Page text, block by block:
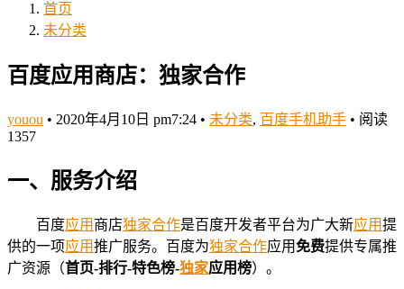
首页
未分类
百度应用商店：独家合作
youou • 2020年4月10日 pm7:24 • 未分类, 百度手机助手 • 阅读
1357
一、服务介绍
百度应用 商店独家合作是百度开发者平台为广大新应用提
供的一项应用推广服务。百度为独家合作应用免费提供专属推
广资源（首页-排行-特色榜-独家应用榜）。